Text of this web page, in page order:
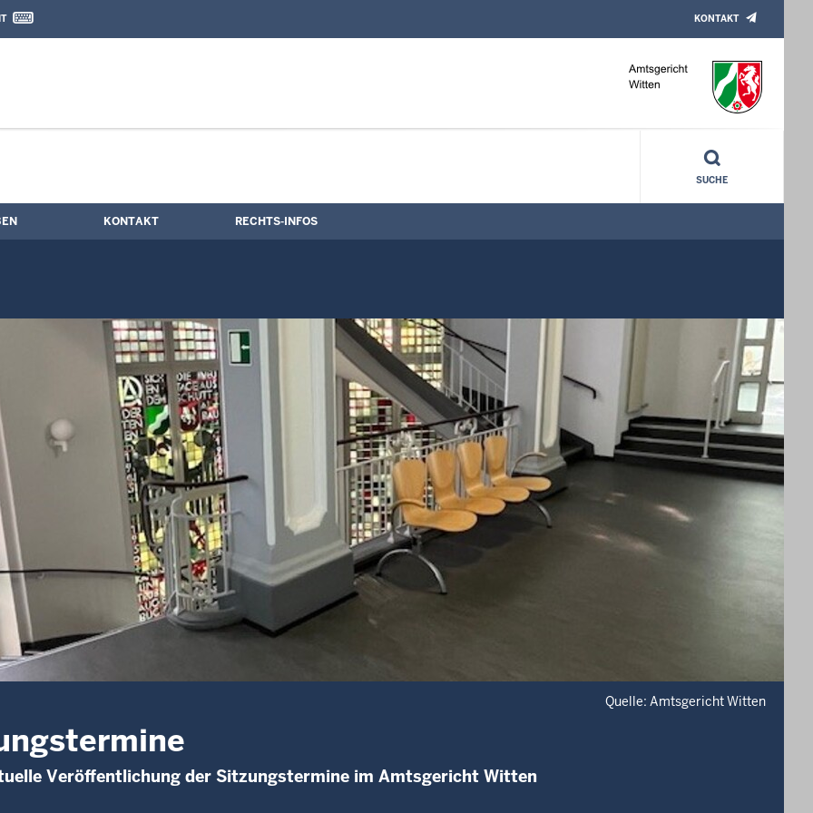
Kontaktformular
KONTAKT
SUCHE
KONTAKT RECHTS-INFOS
Quelle: Amtsgericht Witten
Veröffentlichung der Sitzungstermine im Amtsgericht Witten